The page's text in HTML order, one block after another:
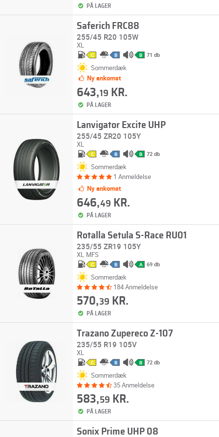
PÅ LAGER
Saferich FRC88
255/45 R20 105W
XL
C B B 71 db
Sommerdæk
Ny ankomst
643,19 KR.
PÅ LAGER
Lanvigator Excite UHP
255/45 ZR20 105Y
XL
C B B 72 db
Sommerdæk
1 Anmeldelse
Ny ankomst
646,49 KR.
PÅ LAGER
Rotalla Setula S-Race RU01
235/55 ZR19 105Y
XL MFS
C B A 69 db
Sommerdæk
184 Anmeldelse
570,39 KR.
PÅ LAGER
Trazano Zupereco Z-107
235/55 R19 105V
XL
C B B 72 db
Sommerdæk
35 Anmeldelse
583,59 KR.
PÅ LAGER
Sonix Prime UHP 08